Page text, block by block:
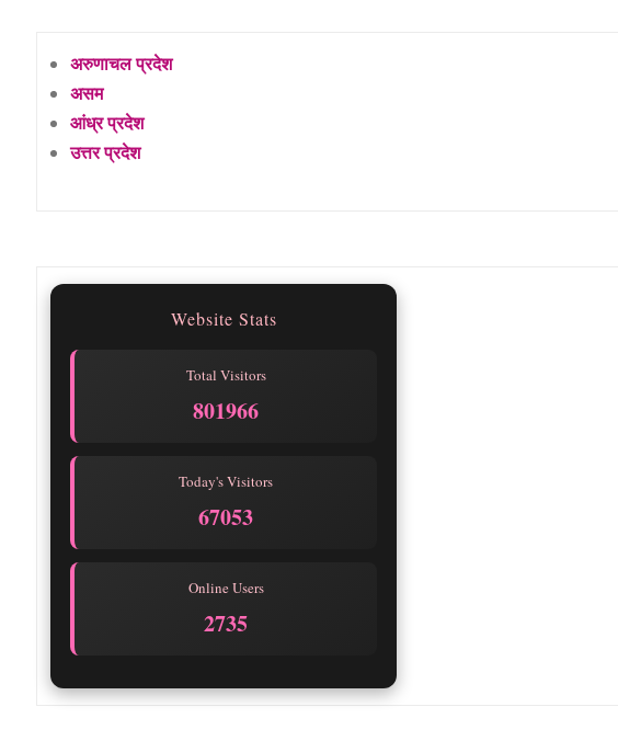
अरुणाचल प्रदेश
असम
आंध्र प्रदेश
उत्तर प्रदेश
Website Stats
Total Visitors
801966
Today's Visitors
67053
Online Users
2735